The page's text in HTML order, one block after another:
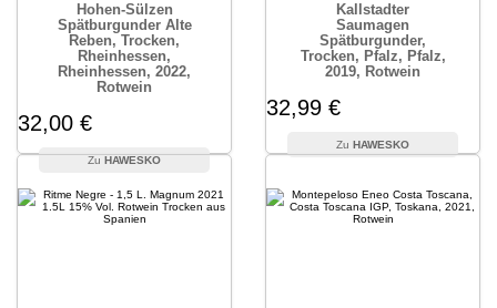
Hohen-Sülzen
Spätburgunder Alte
Reben, Trocken,
Rheinhessen,
Rheinhessen, 2022,
Rotwein
32,00 €
HAWESKO
Kallstadter
Saumagen
Spätburgunder,
Trocken, Pfalz, Pfalz,
2019, Rotwein
32,99 €
HAWESKO